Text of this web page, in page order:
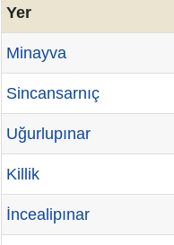
Yer
Minayva
Sincansarnıç
Uğurlupınar
Killik
İncealipınar